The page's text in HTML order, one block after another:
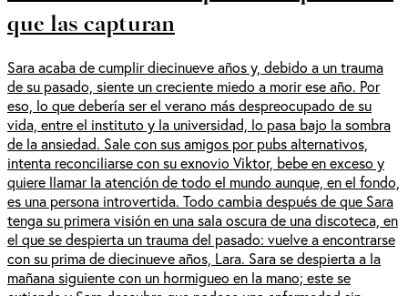
que las capturan
Sara acaba de cumplir diecinueve años y, debido a un trauma
de su pasado, siente un creciente miedo a morir ese año. Por
eso, lo que debería ser el verano más despreocupado de su
vida, entre el instituto y la universidad, lo pasa bajo la sombra
de la ansiedad. Sale con sus amigos por pubs alternativos,
intenta reconciliarse con su exnovio Viktor, bebe en exceso y
quiere llamar la atención de todo el mundo aunque, en el fondo,
es una persona introvertida. Todo cambia después de que Sara
tenga su primera visión en una sala oscura de una discoteca, en
el que se despierta un trauma del pasado: vuelve a encontrarse
con su prima de diecinueve años, Lara. Sara se despierta a la
mañana siguiente con un hormigueo en la mano; este se